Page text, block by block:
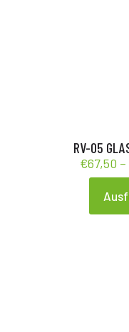
gewählt
werden
RV-05
€67,50 –
Dieses
Produkt